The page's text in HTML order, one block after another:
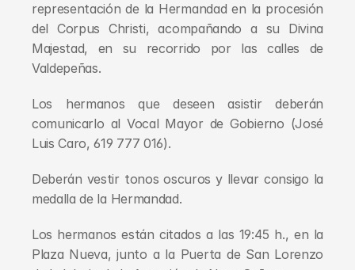
representación de la Hermandad en la procesión
del Corpus Christi, acompañando a su Divina
Majestad, en su recorrido por las calles de
Valdepeñas.
Los hermanos que deseen asistir deberán
comunicarlo al Vocal Mayor de Gobierno (José
Luis Caro, 619 777 016).
Deberán vestir tonos oscuros y llevar consigo la
medalla de la Hermandad.
Los hermanos están citados a las 19:45 h., en la
Plaza Nueva, junto a la Puerta de San Lorenzo